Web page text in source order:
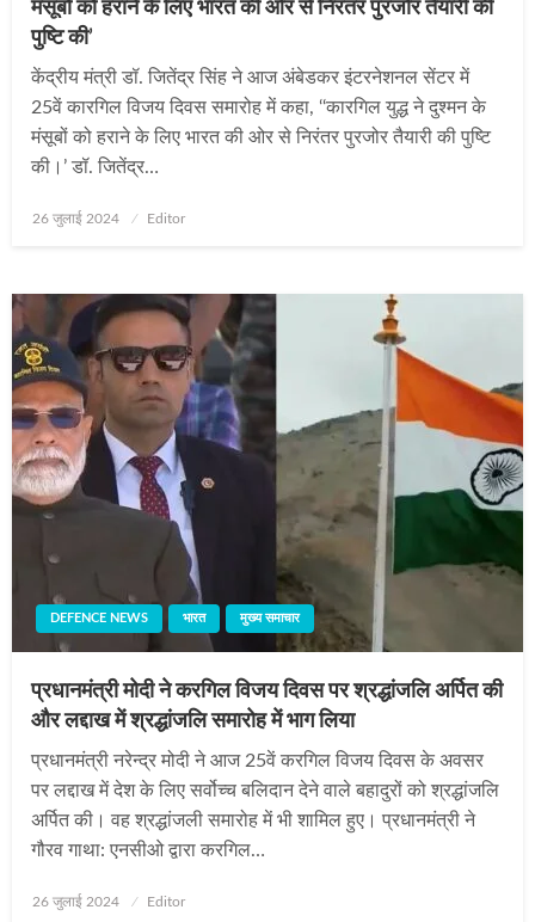
मंसूबों को हराने के लिए भारत की ओर से निरंतर पुरजोर तैयारी की
पुष्टि की’
केंद्रीय मंत्री डॉ. जितेंद्र सिंह ने आज अंबेडकर इंटरनेशनल सेंटर में
25वें कारगिल विजय दिवस समारोह में कहा, ‘‘कारगिल युद्ध ने दुश्मन के
मंसूबों को हराने के लिए भारत की ओर से निरंतर पुरजोर तैयारी की पुष्टि
की।’ डॉ. जितेंद्र…
Posted
26 जुलाई 2024 Editor
DEFENCE NEWS भारत मुख्य समाचार
प्रधानमंत्री मोदी ने करगिल विजय दिवस पर श्रद्धांजलि अर्पित की
और लद्दाख में श्रद्धांजलि समारोह में भाग लिया
प्रधानमंत्री नरेन्द्र मोदी ने आज 25वें करगिल विजय दिवस के अवसर
पर लद्दाख में देश के लिए सर्वोच्च बलिदान देने वाले बहादुरों को श्रद्धांजलि
अर्पित की। वह श्रद्धांजली समारोह में भी शामिल हुए। प्रधानमंत्री ने
गौरव गाथा: एनसीओ द्वारा करगिल…
Posted
26 जुलाई 2024 Editor